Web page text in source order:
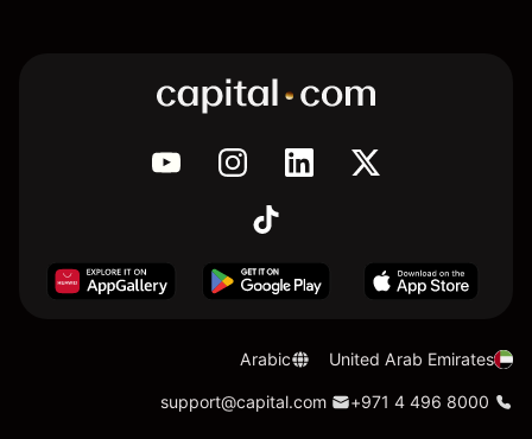
United Arab Emirates
Arabic
+971 4 496 8000
support@capital.com